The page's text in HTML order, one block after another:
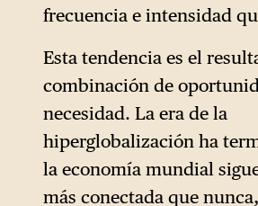
frecuencia e intensidad
Esta tendencia es el
combinación de
necesidad. La era de la
hiperglobalización ha
la economía mundial
más conectada que